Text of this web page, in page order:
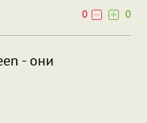
0
0
- они